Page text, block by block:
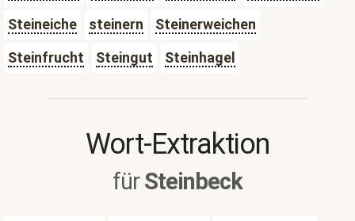
Steineiche
steinern
Steinerweichen
Steinfrucht
Steingut Steinhagel
Wort-Extraktion
fürSteinbeck